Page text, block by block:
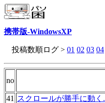
携帯版-WindowsXP
投稿数順ログ > 01 02 03 04
no
41
スクロールが勝手に動く.